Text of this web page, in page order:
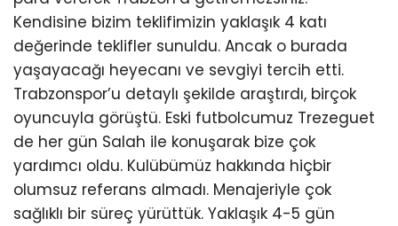
Kendisine bizim teklifimizin yaklaşık 4 katı
değerinde teklifler sunuldu. Ancak o burada
yaşayacağı heyecanı ve sevgiyi tercih etti.
Trabzonspor’u detaylı şekilde araştırdı, birçok
oyuncuyla görüştü. Eski futbolcumuz Trezeguet
de her gün Salah ile konuşarak bize çok
yardımcı oldu. Kulübümüz hakkında hiçbir
olumsuz referans almadı. Menajeriyle çok
sağlıklı bir süreç yürüttük. Yaklaşık 4-5 gün